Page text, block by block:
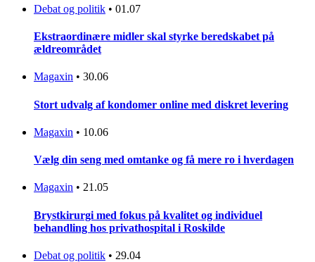
Debat og politik • 01.07
Ekstraordinære midler skal styrke beredskabet på
ældreområdet
Magaxin • 30.06
Stort udvalg af kondomer online med diskret levering
Magaxin • 10.06
Vælg din seng med omtanke og få mere ro i hverdagen
Magaxin • 21.05
Brystkirurgi med fokus på kvalitet og individuel
behandling hos privathospital i Roskilde
Debat og politik • 29.04